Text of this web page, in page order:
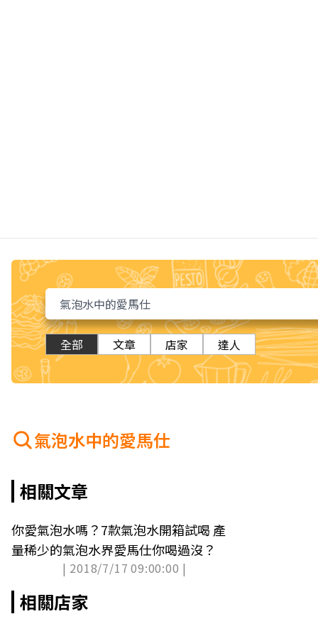
全部 文章 店家 達人
氣泡水中的愛馬仕
相關文章
你愛氣泡水嗎？7款氣泡水開箱試喝 產
量稀少的氣泡水界愛馬仕你喝過沒？
| 2018/7/17 09:00:00 |
相關店家